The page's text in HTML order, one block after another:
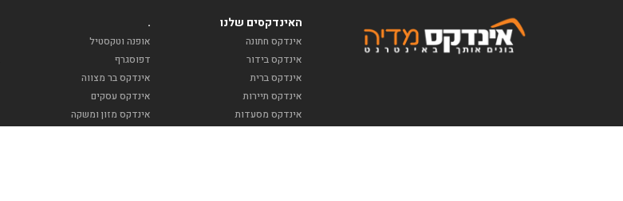
.
אופנה וטקסטיל
דפוסגרף
אינדקס בר מצווה
אינדקס עסקים
אינדקס מזון ומשקה
האינדקסים שלנו
אינדקס חתונה
אינדקס בידור
אינדקס ברית
אינדקס תיירות
אינדקס מסעדות